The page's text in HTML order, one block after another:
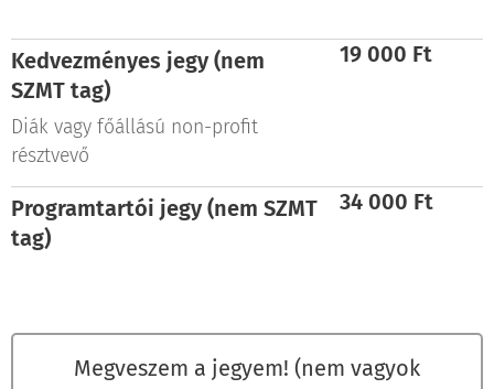
Kedvezményes jegy (nem
SZMT tag)
Diák vagy főállású non-profit
résztvevő
19 000 Ft
Programtartói jegy (nem SZMT
tag)
34 000 Ft
Megveszem a jegyem! (nem vagyok